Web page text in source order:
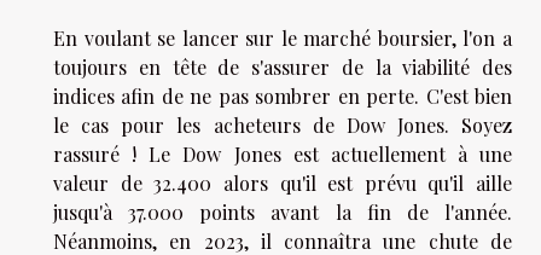
En voulant se lancer sur le marché boursier, l'on a
toujours en tête de s'assurer de la viabilité des
indices afin de ne pas sombrer en perte. C'est bien
le cas pour les acheteurs de Dow Jones. Soyez
rassuré ! Le Dow Jones est actuellement à une
valeur de 32.400 alors qu'il est prévu qu'il aille
jusqu'à 37.000 points avant la fin de l'année.
Néanmoins, en 2023, il connaîtra une chute de